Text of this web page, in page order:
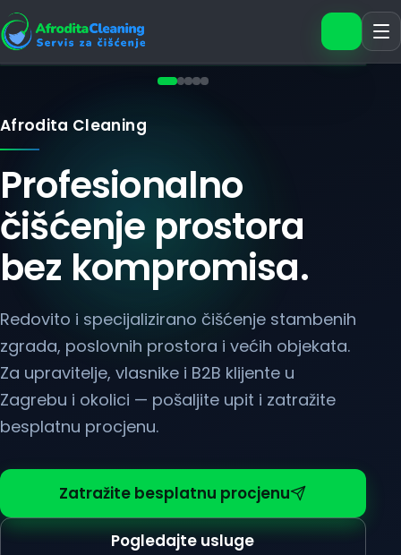
Afrodita Cleaning
Profesionalno
čišćenje prostora
bez kompromisa.
Redovito i specijalizirano čišćenje stambenih
zgrada, poslovnih prostora i većih objekata.
Za upravitelje, vlasnike i B2B klijente u
Zagrebu i okolici — pošaljite upit i zatražite
besplatnu procjenu.
Zatražite besplatnu procjenu
Pogledajte usluge